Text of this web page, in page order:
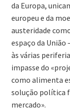
da Europa,
europeu e da
austeridade
espaço da União
às várias
impasse do
como alimenta
solução política
mercado».